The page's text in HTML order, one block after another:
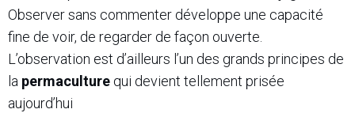
Observer sans commenter développe une capacité
fine de voir, de regarder de façon ouverte.
L’observation est d’ailleurs l’un des grands principes de
la permaculture qui devient tellement prisée
aujourd’hui